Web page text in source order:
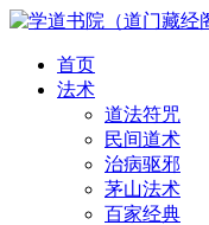
首页
法术
道法符咒
民间道术
治病驱邪
茅山法术
百家经典